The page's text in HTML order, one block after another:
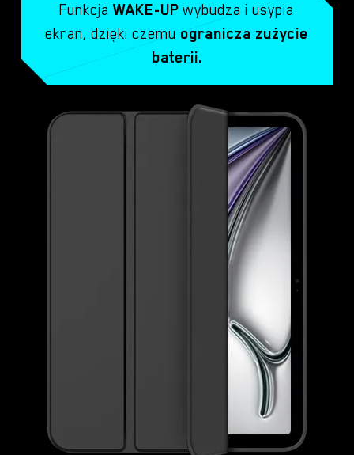
FunkcjaWAKE-UPwybudza i usypia
ekran, dzięki czemu ogranicza zużycie
baterii.